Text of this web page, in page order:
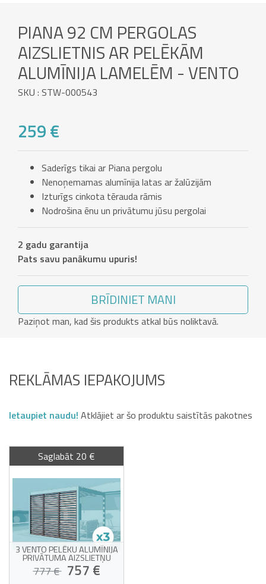
PIANA 92 CM PERGOLAS
AIZSLIETNIS AR PELĒKĀM
ALUMĪNIJA LAMELĒM - VENTO
SKU : STW-000543
259 €
Saderīgs tikai ar Piana pergolu
Nenoņemamas alumīnija latas ar žalūzijām
Izturīgs cinkota tērauda rāmis
Nodrošina ēnu un privātumu jūsu pergolai
2 gadu garantija
Pats savu panākumu upuris!
BRĪDINIET MANI
Paziņot man, kad šis produkts atkal būs noliktavā.
REKLĀMAS IEPAKOJUMS
Ietaupiet naudu! Atklājiet ar šo produktu saistītās pakotnes
Saglabāt 20 €
3 VENTO PELĒKU ALUMĪNIJA
PRIVĀTUMA AIZSLIETŅU
KOMPLEKTS, 92 CM - PIANA
BIOKLIMATISKĀ PERGOLA
777 € 757 €